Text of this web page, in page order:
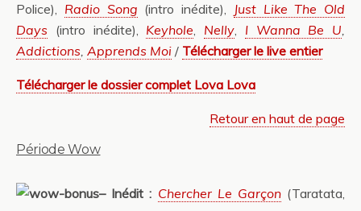
Police), Radio Song (intro inédite), Just Like The Old
Days (intro inédite), Keyhole, Nelly, I Wanna Be U,
Addictions, Apprends Moi / Télécharger le live entier
Télécharger le dossier complet Lova Lova
Retour en haut de page
Période Wow
– Inédit : Chercher Le Garçon(Taratata,